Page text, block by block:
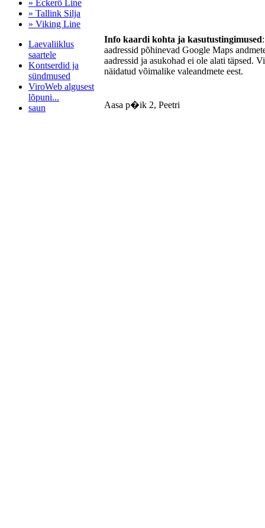
» Eckerö Line
» Tallink Silja
» Viking Line
Laevaliiklus
saartele
Kontserdid ja
sündmused
ViroWeb algusest
lõpuni...
saun
Info kaardi kohta ja kasutustingimused
aadressid põhinevad Google Maps
aadressid ja asukohad ei ole alati täpsed.
näidatud võimalike valeandmete eest.
Aasa p�ik 2, Peetri